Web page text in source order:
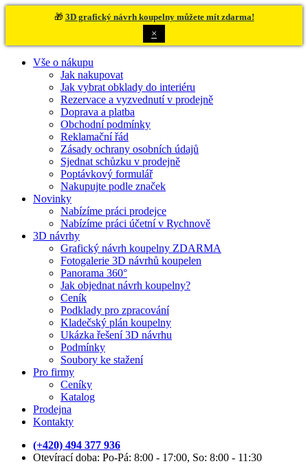
🎁 3D grafický návrh koupelny můžete mít zdarma!
×
Vše o nákupu
Jak nakupovat
Jak vybrat obklady do interiéru
Rezervace a vyzvednutí v prodejně
Doprava a platba
Obchodní podmínky
Reklamační řád
Zásady ochrany osobních údajů
Sjednat schůzku v prodejně
Poptávkový formulář
Nakupujte podle značek
Novinky
Nabízíme práci prodejce
Nabízíme práci účetní v Rychnově
3D návrhy
Grafický návrh koupelny ZDARMA
Fotogalerie 3D návrhů koupelen
Panorama 360°
Jak objednat návrh koupelny?
Ceník
Podklady pro zpracování
Kladečský plán koupelny
Ukázka řešení 3D návrhu
Podmínky
Soubory ke stažení
Pro firmy
Ceníky
Katalog
Prodejna
Kontakty
(+420) 494 377 936
Otevírací doba: Po-Pá: 8:00 - 17:00, So: 8:00 - 11:30